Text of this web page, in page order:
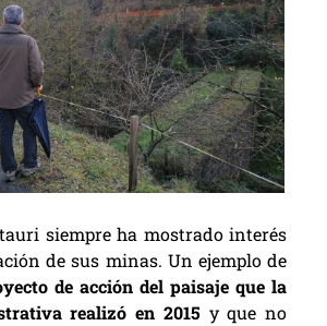
siempre ha mostrado interés
de sus minas. Un ejemplo de
de acción del paisaje que la
realizó en 2015 y que no